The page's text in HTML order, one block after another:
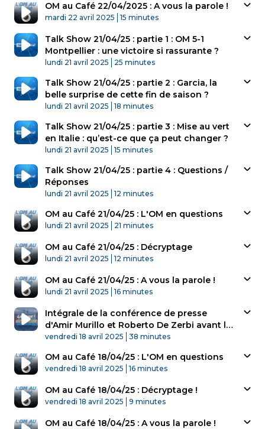
OM au Café 22/04/2025 : A vous la parole !
Published At
mardi 22 avril 2025 Time
15 minutes
Talk Show 21/04/25 : partie 1 : OM 5-1
Montpellier : une victoire si rassurante ?
Published At
lundi 21 avril 2025 Time
25 minutes
Talk Show 21/04/25 : partie 2 : Garcia, la
belle surprise de cette fin de saison ?
Published At
lundi 21 avril 2025 Time
18 minutes
Talk Show 21/04/25 : partie 3 : Mise au vert
en Italie : qu’est-ce que ça peut changer ?
Published At
lundi 21 avril 2025 Time
15 minutes
Talk Show 21/04/25 : partie 4 : Questions /
Réponses
Published At
lundi 21 avril 2025 Time
12 minutes
OM au Café 21/04/25 : L'OM en questions
Published At
lundi 21 avril 2025 Time
21 minutes
OM au Café 21/04/25 : Décryptage
Published At
lundi 21 avril 2025 Time
12 minutes
OM au Café 21/04/25 : A vous la parole !
Published At
lundi 21 avril 2025 Time
16 minutes
Intégrale de la conférence de presse
d'Amir Murillo et Roberto De Zerbi avant la
réception de Montpellier
Published At
vendredi 18 avril 2025 Time
38 minutes
OM au Café 18/04/25 : L'OM en questions
Published At
vendredi 18 avril 2025 Time
16 minutes
OM au Café 18/04/25 : Décryptage !
Published At
vendredi 18 avril 2025 Time
9 minutes
OM au Café 18/04/25 : A vous la parole !